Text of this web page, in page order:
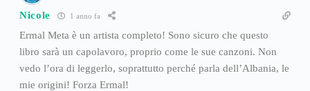
Nicole 1 anno fa
Ermal Meta è un artista completo! Sono sicuro che questo
libro sarà un capolavoro, proprio come le sue canzoni. Non
vedo l’ora di leggerlo, soprattutto perché parla dell’Albania, le
mie origini! Forza Ermal!